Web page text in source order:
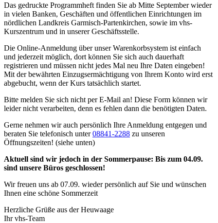
Das gedruckte Programmheft finden Sie ab Mitte September wieder
in vielen Banken, Geschäften und öffentlichen Einrichtungen im
nördlichen Landkreis Garmisch-Partenkirchen, sowie im vhs-
Kurszentrum und in unserer Geschäftsstelle.
Die Online-Anmeldung über unser Warenkorbsystem ist einfach
und jederzeit möglich, dort können Sie sich auch dauerhaft
registrieren und müssen nicht jedes Mal neu Ihre Daten eingeben!
Mit der bewährten Einzugsermächtigung von Ihrem Konto wird erst
abgebucht, wenn der Kurs tatsächlich startet.
Bitte melden Sie sich nicht per E-Mail an! Diese Form können wir
leider nicht verarbeiten, denn es fehlen dann die benötigten Daten.
Gerne nehmen wir auch persönlich Ihre Anmeldung entgegen und
beraten Sie telefonisch unter08841-2288 zu unseren
Öffnungszeiten! (siehe unten)
Aktuell sind wir jedoch in der Sommerpause: Bis zum 04.09.
sind unsere Büros geschlossen!
Wir freuen uns ab 07.09. wieder persönlich auf Sie und wünschen
Ihnen eine schöne Sommerzeit
Herzliche Grüße aus der Heuwaage
Ihr vhs-Team